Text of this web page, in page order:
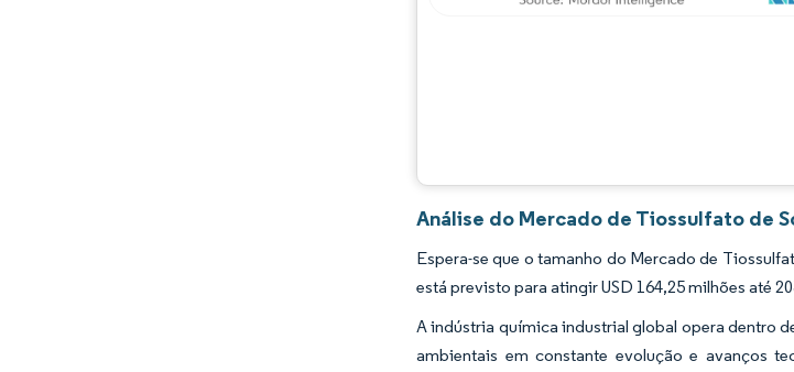
Análise do Mercado de Tiossulfato de
Espera-se que o tamanho do Mercado de
está previsto para atingir USD 164,25 milhões até
A indústria química industrial global opera dentro
ambientais em constante evolução e avanços